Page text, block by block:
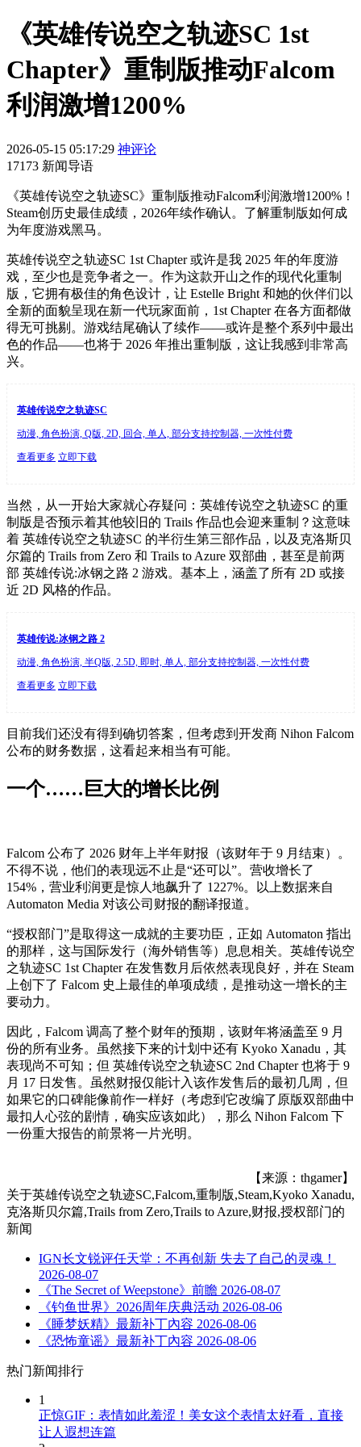
《英雄传说空之轨迹SC 1st
Chapter》重制版推动Falcom
利润激增1200%
2026-05-15 05:17:29 神评论
17173 新闻导语
《英雄传说空之轨迹SC》重制版推动Falcom利润激增1200%！
Steam创历史最佳成绩，2026年续作确认。了解重制版如何成
为年度游戏黑马。
英雄传说空之轨迹SC 1st Chapter 或许是我 2025 年的年度游
戏，至少也是竞争者之一。作为这款开山之作的现代化重制
版，它拥有极佳的角色设计，让 Estelle Bright 和她的伙伴们以
全新的面貌呈现在新一代玩家面前，1st Chapter 在各方面都做
得无可挑剔。游戏结尾确认了续作——或许是整个系列中最出
色的作品——也将于 2026 年推出重制版，这让我感到非常高
兴。
英雄传说空之轨迹SC
动漫, 角色扮演, Q版, 2D, 回合, 单人, 部分支持控制器, 一次性付费
查看更多 立即下载
当然，从一开始大家就心存疑问：英雄传说空之轨迹SC 的重
制版是否预示着其他较旧的 Trails 作品也会迎来重制？这意味
着 英雄传说空之轨迹SC 的半衍生第三部作品，以及克洛斯贝
尔篇的 Trails from Zero 和 Trails to Azure 双部曲，甚至是前两
部 英雄传说:冰钢之路 2 游戏。基本上，涵盖了所有 2D 或接
近 2D 风格的作品。
英雄传说:冰钢之路 2
动漫, 角色扮演, 半Q版, 2.5D, 即时, 单人, 部分支持控制器, 一次性付费
查看更多 立即下载
目前我们还没有得到确切答案，但考虑到开发商 Nihon Falcom
公布的财务数据，这看起来相当有可能。
一个……巨大的增长比例
Falcom 公布了 2026 财年上半年财报（该财年于 9 月结束）。
不得不说，他们的表现远不止是“还可以”。营收增长了
154%，营业利润更是惊人地飙升了 1227%。以上数据来自
Automaton Media 对该公司财报的翻译报道。
“授权部门”是取得这一成就的主要功臣，正如 Automaton 指出
的那样，这与国际发行（海外销售等）息息相关。英雄传说空
之轨迹SC 1st Chapter 在发售数月后依然表现良好，并在 Steam
上创下了 Falcom 史上最佳的单项成绩，是推动这一增长的主
要动力。
因此，Falcom 调高了整个财年的预期，该财年将涵盖至 9 月
份的所有业务。虽然接下来的计划中还有 Kyoko Xanadu，其
表现尚不可知；但 英雄传说空之轨迹SC 2nd Chapter 也将于 9
月 17 日发售。虽然财报仅能计入该作发售后的最初几周，但
如果它的口碑能像前作一样好（考虑到它改编了原版双部曲中
最扣人心弦的剧情，确实应该如此），那么 Nihon Falcom 下
一份重大报告的前景将一片光明。
【来源：thgamer】
关于英雄传说空之轨迹SC,Falcom,重制版,Steam,Kyoko Xanadu,
克洛斯贝尔篇,Trails from Zero,Trails to Azure,财报,授权部门的
新闻
IGN长文锐评任天堂：不再创新 失去了自己的灵魂！
2026-08-07
《The Secret of Weepstone》前瞻 2026-08-07
《钓鱼世界》2026周年庆典活动 2026-08-06
《睡梦妖精》最新补丁內容 2026-08-06
《恐怖童谣》最新补丁內容 2026-08-06
热门新闻排行
1
正惊GIF：表情如此羞涩！美女这个表情太好看，直接
让人遐想连篇